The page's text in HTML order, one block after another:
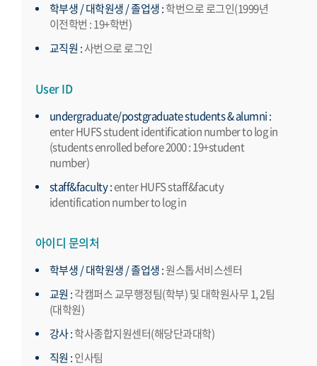
학부생 / 대학원생 / 졸업생 :학번으로 로그인(1999년
이전학번 : 19+학번)
교직원 :사번으로 로그인
User ID
undergraduate/postgraduate students & alumni :
enter HUFS student identification number to log in
(students enrolled before 2000 : 19+student
number)
staff&faculty :enter HUFS staff&facuty
identification number to log in
아이디 문의처
학부생 / 대학원생 / 졸업생 :원스톱서비스센터
교원 :각캠퍼스 교무행정팀(학부) 및 대학원사무 1, 2팀
(대학원)
강사 :학사종합지원센터(해당단과대학)
직원 :인사팀